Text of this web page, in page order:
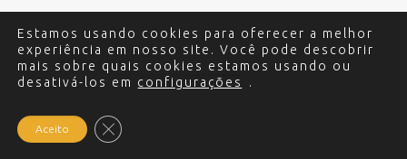
Estamos usando cookies para oferecer a melhor
experiência em nosso site. Você pode descobrir
mais sobre quais cookies estamos usando ou
desativá-los em configurações .
Aceito Close GDPR Cookie Banner